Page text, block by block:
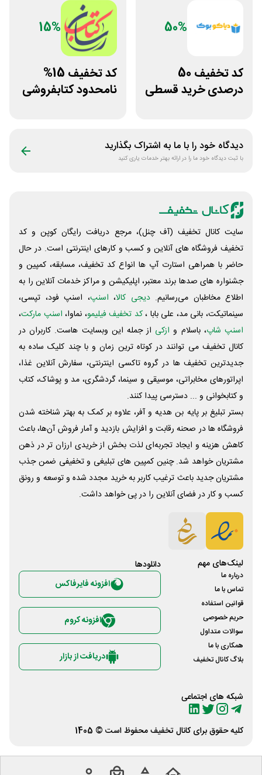
50%
کد تخفیف 50
درصدی خرید قسطی
15%
کد تخفیف 15%
نامحدود کتابفروشی
دیدگاه خود را با ما به اشتراک بگذارید
با ثبت دیدگاه خود ما را در ارائه بهتر خدمات یاری کنید
سایت کانال تخفیف (آف چنل)، مرجع دریافت رایگان کوپن و کد
تخفیف فروشگاه های آنلاین و کسب و‌ کارهای اینترنتی است. در حال
حاضر با همراهی استارت آپ ها انواع کد تخفیف، مسابقه، کمپین و
جشنواره های صدها برند معتبر، اپلیکیشن و مراکز خدمات آنلاین را به
اطلاع مخاطبان می‌رسانیم. دیجی کالا، اسنپ، اسنپ فود، تپسی،
سینماتیکت، بانی مد، علی‌ بابا ،کد تخفیف فیلیمو، نماوا، اسنپ مارکت،
اسنپ شاپ، باسلام و ازکی از جمله این وبسایت ‌هاست. کاربران در
کانال تخفیف می توانند در کوتاه ترین زمان و با چند کلیک ساده به
جدیدترین تخفیف ها در گروه تاکسی اینترنتی، سفارش آنلاین غذا،
اپراتورهای مخابراتی، موسیقی و سینما، گردشگری، مد و پوشاک، کتاب
و کتابخوانی و ... دسترسی پیدا کنند.
بستر تبلیغ بر پایه بن هدیه و آفر، علاوه بر کمک به بهتر شناخته شدن
فروشگاه ها در صحنه رقابت و افزایش بازدید و آمار فروش آن‌ها، باعث
کاهش هزینه و ایجاد تجربه‌ای لذت بخش از خریدی ارزان تر در ذهن
مشتریان خواهد شد. چنین کمپین های تبلیغی و تخفیفی ضمن جذب
مشتریان جدید باعث ترغیب کاربر به خرید مجدد شده و توسعه و رونق
کسب و کار در فضای آنلاین را در پی خواهد داشت.
لینک‌های مهم
درباره ما
تماس با ما
قوانین استفاده
حریم خصوصی
سوالات متداول
همکاری با ما
بلاگ کانال تخفیف
شبکه های اجتماعی
دانلود‌ها
افزونه فایرفاکس
افزونه کروم
دریافت از بازار
کلیه حقوق برای کانال تخفیفمحفوظ است © 1405